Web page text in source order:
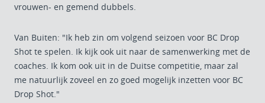
vrouwen- en gemend dubbels.
Van Buiten: "Ik heb zin om volgend seizoen voor BC Drop
Shot te spelen. Ik kijk ook uit naar de samenwerking met de
coaches. Ik kom ook uit in de Duitse competitie, maar zal
me natuurlijk zoveel en zo goed mogelijk inzetten voor BC
Drop Shot."